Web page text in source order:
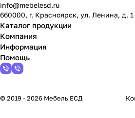
info@mebelesd.ru
660000, г. Красноярск, ул. Ленина, д. 1
Каталог продукции
Компания
Информация
Помощь
© 2019 - 2026 Мебель ЕСД